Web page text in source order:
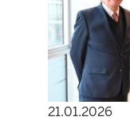
21.01.2026